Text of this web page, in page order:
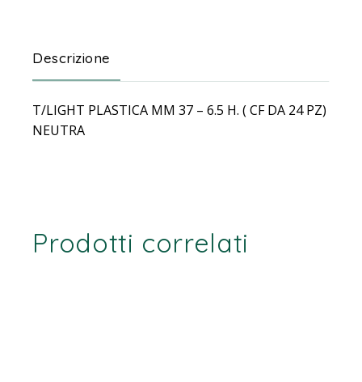
Descrizione
T/LIGHT PLASTICA MM 37 – 6.5 H. ( CF DA 24 PZ)
NEUTRA
Prodotti correlati